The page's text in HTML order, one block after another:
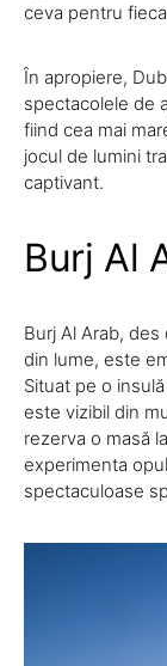
ceva pentru
În apropiere,
spectacolele de
fiind cea mai
jocul de lumini
captivant.
Burj Al
Burj Al Arab,
din lume, este
Situat pe o
este vizibil din
rezerva o masă
experimenta
spectaculoase